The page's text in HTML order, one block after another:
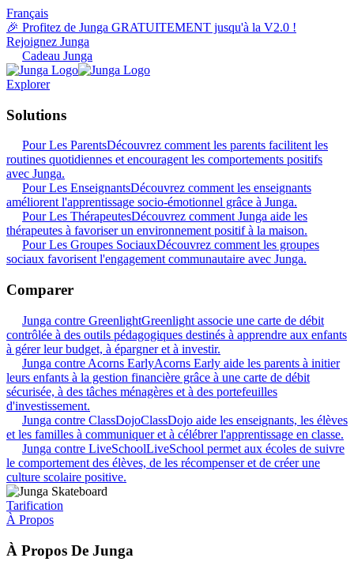
Français
🎉 Profitez de Junga GRATUITEMENT jusqu'à la V2.0 !
Rejoignez Junga
Cadeau Junga
Explorer
Solutions
Pour Les ParentsDécouvrez comment les parents facilitent les
routines quotidiennes et encouragent les comportements positifs
avec Junga.
Pour Les EnseignantsDécouvrez comment les enseignants
améliorent l'apprentissage socio-émotionnel grâce à Junga.
Pour Les ThérapeutesDécouvrez comment Junga aide les
thérapeutes à favoriser un environnement positif à la maison.
Pour Les Groupes SociauxDécouvrez comment les groupes
sociaux favorisent l'engagement communautaire avec Junga.
Comparer
Junga contre GreenlightGreenlight associe une carte de débit
contrôlée à des outils pédagogiques destinés à apprendre aux enfants
à gérer leur budget, à épargner et à investir.
Junga contre Acorns EarlyAcorns Early aide les parents à initier
leurs enfants à la gestion financière grâce à une carte de débit
sécurisée, à des tâches ménagères et à des portefeuilles
d'investissement.
Junga contre ClassDojoClassDojo aide les enseignants, les élèves
et les familles à communiquer et à célébrer l'apprentissage en classe.
Junga contre LiveSchoolLiveSchool permet aux écoles de suivre
le comportement des élèves, de les récompenser et de créer une
culture scolaire positive.
Tarification
À Propos
À Propos De Junga